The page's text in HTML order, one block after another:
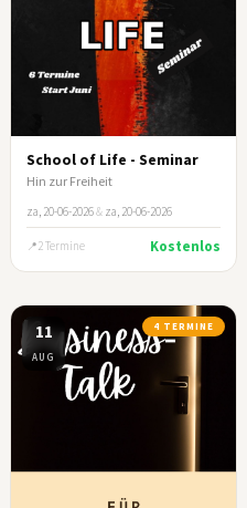
School of Life - Seminar
Hin zur Freiheit
za, 20-06-2026& za, 20-06-2026
2 Termine Kostenlos
11
AUG
4 TERMINE